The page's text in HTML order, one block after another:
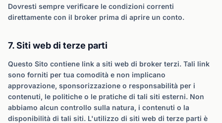
Dovresti sempre verificare le condizioni correnti
direttamente con il broker prima di aprire un conto.
7. Siti web di terze parti
Questo Sito contiene link a siti web di broker terzi. Tali link
sono forniti per tua comodità e non implicano
approvazione, sponsorizzazione o responsabilità per i
contenuti, le politiche o le pratiche di tali siti esterni. Non
abbiamo alcun controllo sulla natura, i contenuti o la
disponibilità di tali siti. L'utilizzo di siti web di terze parti è